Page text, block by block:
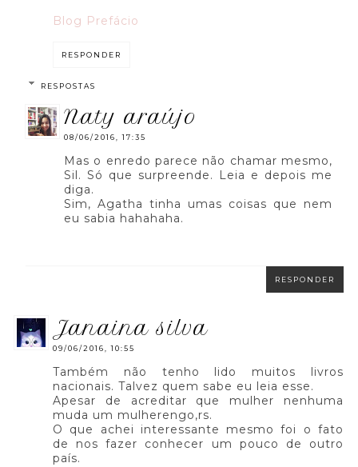
Blog Prefácio
RESPONDER
RESPOSTAS
naty araújo
08/06/2016, 17:35
Mas o enredo parece não chamar mesmo,
Sil. Só que surpreende. Leia e depois me
diga.
Sim, Agatha tinha umas coisas que nem
eu sabia hahahaha.
RESPONDER
janaina silva
09/06/2016, 10:55
Também não tenho lido muitos livros
nacionais. Talvez quem sabe eu leia esse.
Apesar de acreditar que mulher nenhuma
muda um mulherengo,rs.
O que achei interessante mesmo foi o fato
de nos fazer conhecer um pouco de outro
país.